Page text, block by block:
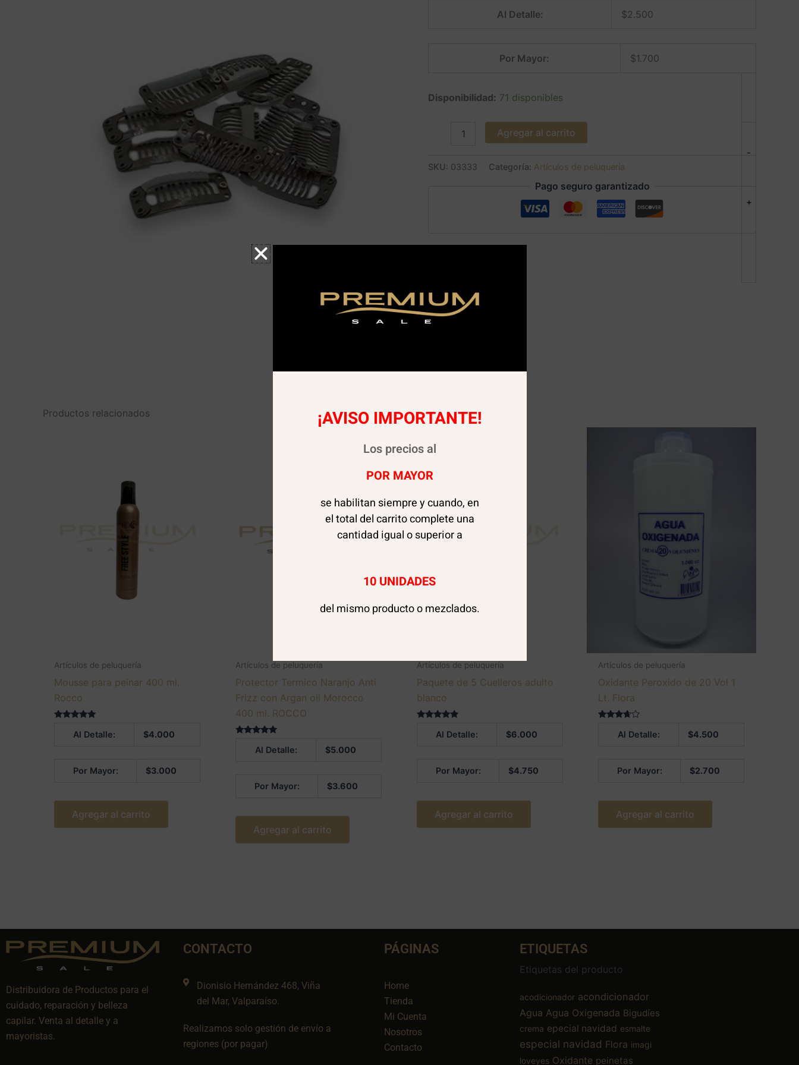
Al Detalle: $2.500
Por Mayor: $1.700
Disponibilidad: 71 disponibles
-
+
Agregar al carrito
SKU: 03333 Categoría: Artículos de peluquería
Pago seguro garantizado
Productos relacionados
Artículos de peluquería
Mousse para peinar 400 ml.
Rocco
Al Detalle: $4.000
Por Mayor: $3.000
Agregar al carrito
Artículos de peluquería
Protector Termico Naranjo Anti
Frizz con Argan oil Morocco
400 ml. ROCCO
Al Detalle: $5.000
Por Mayor: $3.600
Agregar al carrito
Artículos de peluquería
Paquete de 5 Cuelleros adulto
blanco
Al Detalle: $6.000
Por Mayor: $4.750
Agregar al carrito
Artículos de peluquería
Oxidante Peroxido de 20 Vol 1
Lt. Flora
Al Detalle: $4.500
Por Mayor: $2.700
Agregar al carrito
Distribuidora de Productos para el
cuidado, reparación y belleza
capilar. Venta al detalle y a
mayoristas.
CONTACTO
Dionisio Hernández 468, Viña
del Mar, Valparaíso.
Realizamos solo gestión de envío a
regiones (por pagar)
PÁGINAS
Home
Tienda
Mi Cuenta
Nosotros
Contacto
ETIQUETAS
Etiquetas del producto
acodicionador acondicionador
Agua Agua Oxigenada Bigudíes
crema epecial navidad esmalte
especial navidad Flora imagi
loveyes Oxidante peinetas
¡AVISO IMPORTANTE!
Los precios al
POR MAYOR
se habilitan siempre y cuando, en
el total del carrito complete una
cantidad igual o superior a
10 UNIDADES
del mismo producto o mezclados.